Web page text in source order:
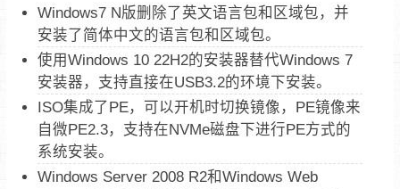
Windows7 N版删除了英文语言包和区域包，并
安装了简体中文的语言包和区域包。
使用Windows 10 22H2的安装器替代Windows 7
安装器，支持直接在USB3.2的环境下安装。
ISO集成了PE，可以开机时切换镜像，PE镜像来
自微PE2.3，支持在NVMe磁盘下进行PE方式的
系统安装。
Windows Server 2008 R2和Windows Web